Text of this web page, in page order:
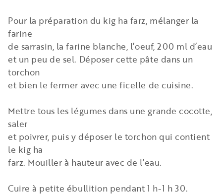
Pour la préparation du kig ha farz, mélanger la
farine
de sarrasin, la farine blanche, l’oeuf, 200 ml d’eau
et un peu de sel. Déposer cette pâte dans un
torchon
et bien le fermer avec une ficelle de cuisine.
Mettre tous les légumes dans une grande cocotte,
saler
et poivrer, puis y déposer le torchon qui contient
le kig ha
farz. Mouiller à hauteur avec de l’eau.
Cuire à petite ébullition pendant 1 h-1 h 30.